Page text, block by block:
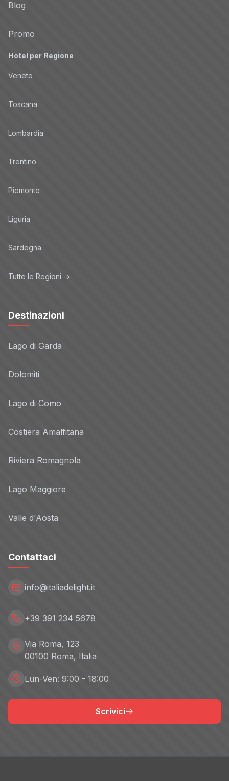
Blog
Promo
Hotel per Regione
Veneto
Toscana
Lombardia
Trentino
Piemonte
Liguria
Sardegna
Tutte le Regioni →
Destinazioni
Lago di Garda
Dolomiti
Lago di Como
Costiera Amalfitana
Riviera Romagnola
Lago Maggiore
Valle d'Aosta
Contattaci
info@italiadelight.it
+39 391 234 5678
Via Roma, 123
00100 Roma, Italia
Lun-Ven: 9:00 - 18:00
Scrivici